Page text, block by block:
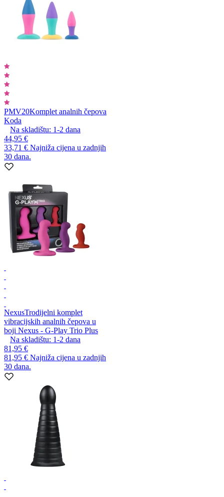
PMV20Komplet analnih čepova
Koda
Na skladištu: 1-2 dana
44,95 €
33,71 € Najniža cijena u zadnjih
30 dana.
NexusTrodijelni komplet
vibracijskih analnih čepova u
boji Nexus - G-Play Trio Plus
Na skladištu: 1-2 dana
81,95 €
81,95 € Najniža cijena u zadnjih
30 dana.